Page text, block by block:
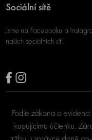
Sociální sítě
Jsme na Facebooku a
našich sociálních sítí.
Podle zákona o
kupujícímu účtenku.